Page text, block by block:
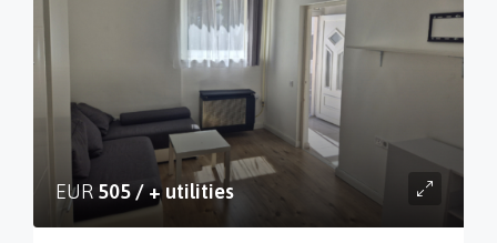
EUR 505 / + utilities